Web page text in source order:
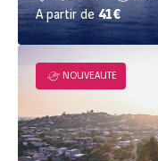
A partir de41€
NOUVEAUTE